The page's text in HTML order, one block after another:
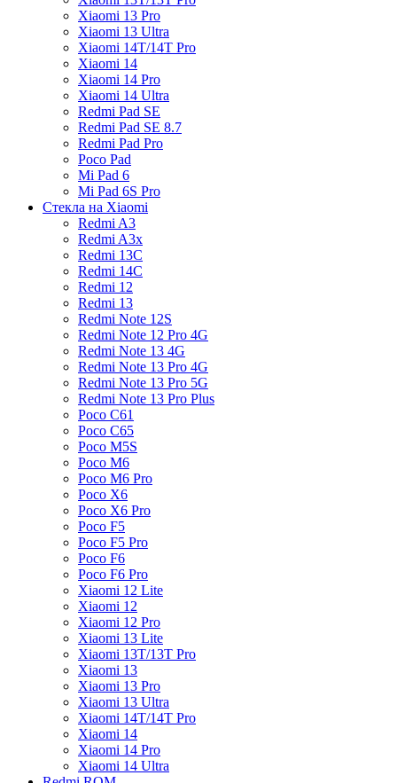
Xiaomi 13 Pro
Xiaomi 13 Ultra
Xiaomi 14T/14T Pro
Xiaomi 14
Xiaomi 14 Pro
Xiaomi 14 Ultra
Redmi Pad SE
Redmi Pad SE 8.7
Redmi Pad Pro
Poco Pad
Mi Pad 6
Mi Pad 6S Pro
Стекла на Xiaomi
Redmi A3
Redmi A3x
Redmi 13C
Redmi 14C
Redmi 12
Redmi 13
Redmi Note 12S
Redmi Note 12 Pro 4G
Redmi Note 13 4G
Redmi Note 13 Pro 4G
Redmi Note 13 Pro 5G
Redmi Note 13 Pro Plus
Poco C61
Poco C65
Poco M5S
Poco M6
Poco M6 Pro
Poco X6
Poco X6 Pro
Poco F5
Poco F5 Pro
Poco F6
Poco F6 Pro
Xiaomi 12 Lite
Xiaomi 12
Xiaomi 12 Pro
Xiaomi 13 Lite
Xiaomi 13T/13T Pro
Xiaomi 13
Xiaomi 13 Pro
Xiaomi 13 Ultra
Xiaomi 14T/14T Pro
Xiaomi 14
Xiaomi 14 Pro
Xiaomi 14 Ultra